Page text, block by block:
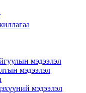
мэдээлэл
мэдээлэл
мэдээлэл